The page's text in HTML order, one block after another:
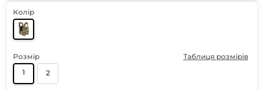
Колір
Розмір
Таблиця розмірів
1
2